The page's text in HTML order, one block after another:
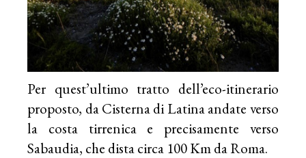
Per quest’ultimo tratto dell’eco-itinerario
proposto, da Cisterna di Latina andate verso
la costa tirrenica e precisamente verso
Sabaudia, che dista circa 100 Km da Roma.